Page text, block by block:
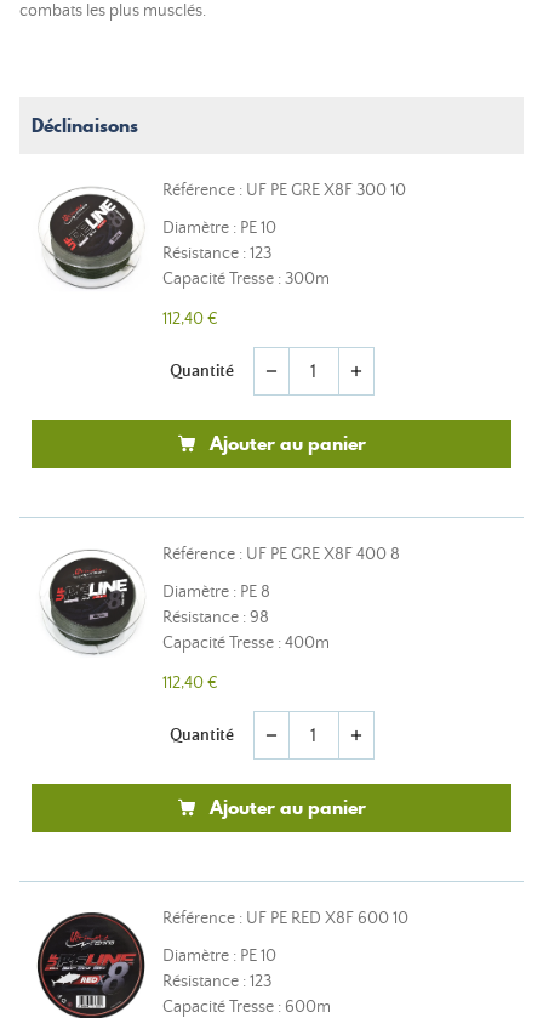
combats les plus musclés.
Déclinaisons
Référence : UF PE GRE X8F 300 10
Diamètre : PE 10
Résistance : 123
Capacité Tresse : 300m
112,40 €
Quantité remove add
Ajouter au panier
Référence : UF PE GRE X8F 400 8
Diamètre : PE 8
Résistance : 98
Capacité Tresse : 400m
112,40 €
Quantité remove add
Ajouter au panier
Référence : UF PE RED X8F 600 10
Diamètre : PE 10
Résistance : 123
Capacité Tresse : 600m